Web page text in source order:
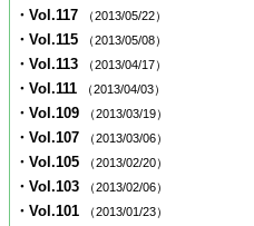
・Vol.117 （2013/05/22）
・Vol.115 （2013/05/08）
・Vol.113 （2013/04/17）
・Vol.111 （2013/04/03）
・Vol.109 （2013/03/19）
・Vol.107 （2013/03/06）
・Vol.105 （2013/02/20）
・Vol.103 （2013/02/06）
・Vol.101 （2013/01/23）